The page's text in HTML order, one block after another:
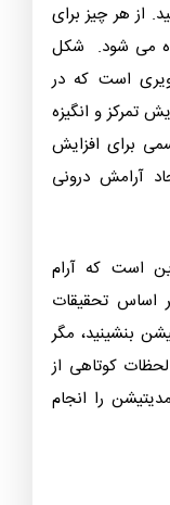
از هر چیز برای
می شود. شکل
است که در
تمرکز و انگیزه
برای افزایش
آرامش درونی
است که آرام
اساس تحقیقات
در مدیتیشن بنشینید، مگر
کوتاهی از
و مدیتیشن را انجام